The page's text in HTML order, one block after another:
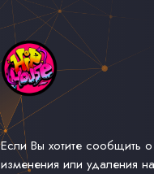
Если Вы хотите сообщить
изменения или удаления